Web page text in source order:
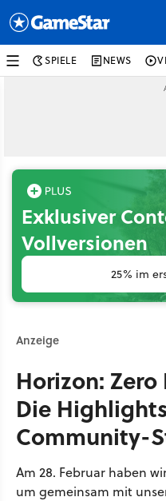
SPIELE NEWS
Exklusiver
Vollversionen
25% im
Anzeige
Horizon:
Die
Community-
Am 28. Februar haben
um gemeinsam mit